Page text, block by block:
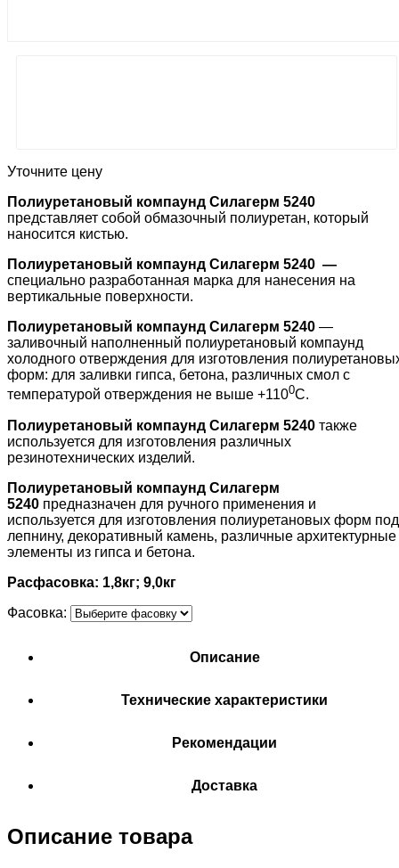
Уточните цену
Полиуретановый компаунд Силагерм 5240
представляет собой обмазочный полиуретан, который
наносится кистью.
Полиуретановый компаунд Силагерм 5240 —
специально разработанная марка для нанесения на
вертикальные поверхности.
Полиуретановый компаунд Силагерм 5240 —
заливочный наполненный полиуретановый компаунд
холодного отверждения для изготовления
форм: для заливки гипса, бетона, различных смол с
температурой отверждения не выше +1100С.
Полиуретановый компаунд Силагерм 5240 также
используется для изготовления различных
резинотехнических изделий.
Полиуретановый компаунд Силагерм
5240 предназначен для ручного применения и
используется для изготовления полиуретановых форм под
лепнину, декоративный камень, различные архитектурные
элементы из гипса и бетона.
Расфасовка: 1,8кг; 9,0кг
Фасовка:
Описание
Технические характеристики
Рекомендации
Доставка
Описание товара